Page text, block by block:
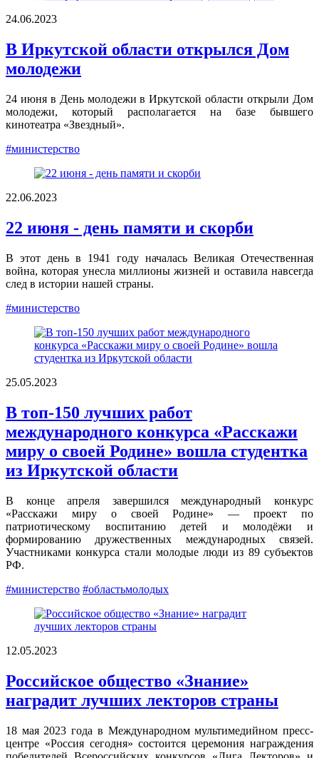
24.06.2023
В Иркутской области открылся Дом
молодежи
24 июня в День молодежи в Иркутской области открыли Дом
молодежи, который располагается на базе бывшего
кинотеатра «Звездный».
#министерство
22.06.2023
22 июня - день памяти и скорби
В этот день в 1941 году началась Великая Отечественная
война, которая унесла миллионы жизней и оставила навсегда
след в истории нашей страны.
#министерство
25.05.2023
В топ-150 лучших работ
международного конкурса «Расскажи
миру о своей Родине» вошла студентка
из Иркутской области
В конце апреля завершился международный конкурс
«Расскажи миру о своей Родине» — проект по
патриотическому воспитанию детей и молодёжи и
формированию дружественных международных связей.
Участниками конкурса стали молодые люди из 89 субъектов
РФ.
#министерство #областьмолодых
12.05.2023
Российское общество «Знание»
наградит лучших лекторов страны
18 мая 2023 года в Международном мультимедийном пресс-
центре «Россия сегодня» состоится церемония награждения